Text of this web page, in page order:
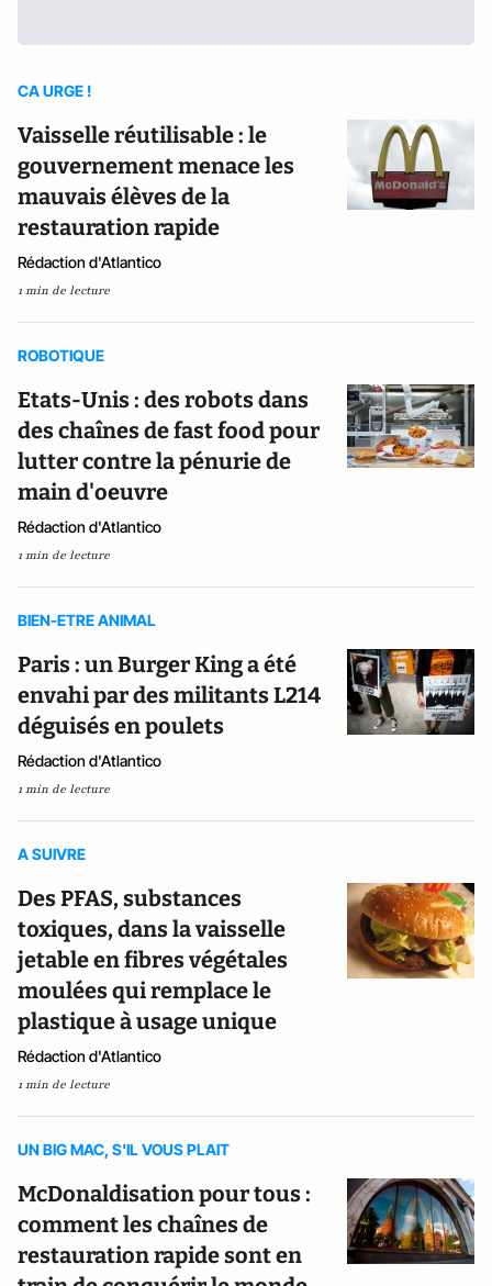
CA URGE !
Vaisselle réutilisable : le
gouvernement menace les
mauvais élèves de la
restauration rapide
Rédaction d'Atlantico
1 min de lecture
ROBOTIQUE
Etats-Unis : des robots dans
des chaînes de fast food pour
lutter contre la pénurie de
main d'oeuvre
Rédaction d'Atlantico
1 min de lecture
BIEN-ETRE ANIMAL
Paris : un Burger King a été
envahi par des militants L214
déguisés en poulets
Rédaction d'Atlantico
1 min de lecture
A SUIVRE
Des PFAS, substances
toxiques, dans la vaisselle
jetable en fibres végétales
moulées qui remplace le
plastique à usage unique
Rédaction d'Atlantico
1 min de lecture
UN BIG MAC, S'IL VOUS PLAIT
McDonaldisation pour tous :
comment les chaînes de
restauration rapide sont en